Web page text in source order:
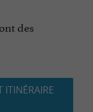
des
ITINÉRAIRE